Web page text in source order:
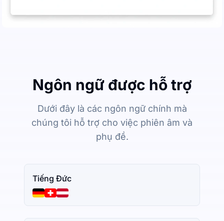
Ngôn ngữ được hỗ trợ
Dưới đây là các ngôn ngữ chính mà
chúng tôi hỗ trợ cho việc phiên âm và
phụ đề.
Tiếng Đức